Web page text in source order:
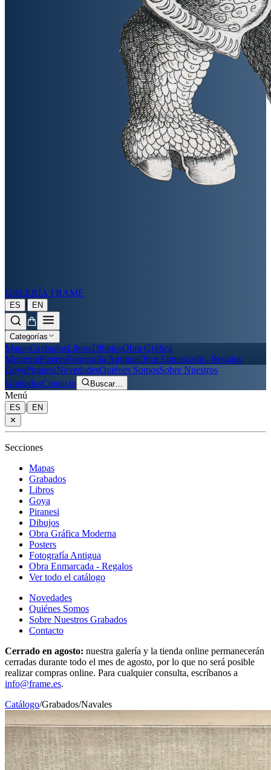
GALERÍA FRAME
ES | EN
Categorías
MapasGrabadosLibrosDibujosObra Gráfica
ModernaPostersFotografía AntiguaObra Enmarcada - Regalos
GoyaPiranesiNovedadesQuiénes SomosSobre Nuestros
GrabadosContacto Buscar…
Menú
ES |
EN
✕
Secciones
Mapas
Grabados
Libros
Goya
Piranesi
Dibujos
Obra Gráfica Moderna
Posters
Fotografía Antigua
Obra Enmarcada - Regalos
Ver todo el catálogo
Novedades
Quiénes Somos
Sobre Nuestros Grabados
Contacto
Cerrado en agosto: nuestra galería y la tienda online permanecerán
cerradas durante todo el mes de agosto, por lo que no será posible
realizar compras online. Para cualquier consulta, escríbanos a
info@frame.es.
Catálogo/Grabados/Navales